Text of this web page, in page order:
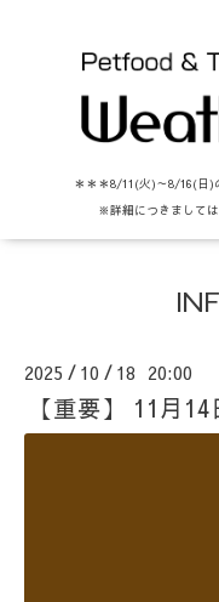
＊＊＊8/11(火)～8/16(日)
※詳細につきまして
2025 / 10 / 18 20:00
【重要】 11月